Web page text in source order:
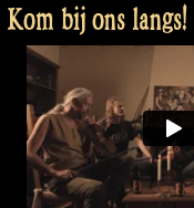
Kom bij ons langs!